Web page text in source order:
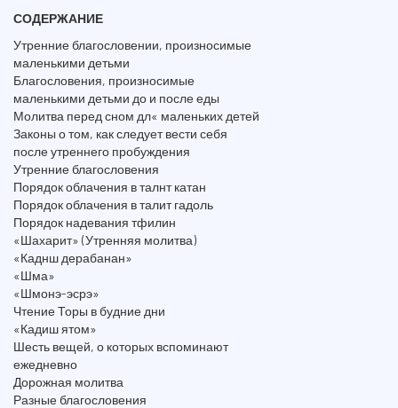
СОДЕРЖАНИЕ
Утренние благословении, произносимые
маленькими детьми
Благословения, произносимые
маленькими детьми до и после еды
Молитва перед сном дл« маленьких детей
Законы о том, как следует вести себя
после утреннего пробуждения
Утренние благословения
Порядок облачения в талнт катан
Порядок облачения в талит гадоль
Порядок надевания тфилин
«Шахарит» (Утренняя молитва)
«Каднш дерабанан»
«Шма»
«Шмонэ-эсрэ»
Чтение Торы в будние дни
«Кадиш ятом»
Шесть вещей, о которых вспоминают
ежедневно
Дорожная молитва
Разные благословения